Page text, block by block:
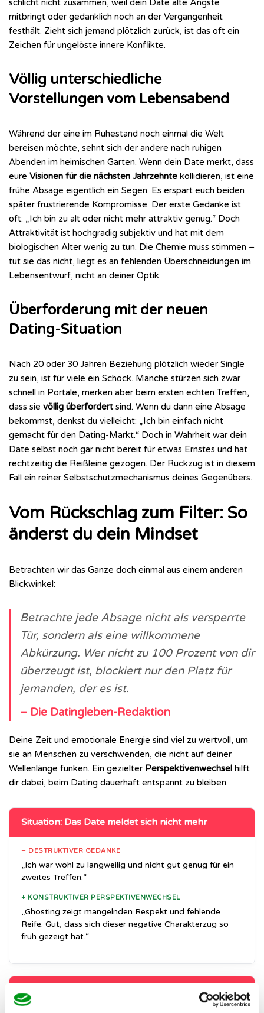
schlicht nicht zusammen, weil dein Date alte Ängste
mitbringt oder gedanklich noch an der Vergangenheit
festhält. Zieht sich jemand plötzlich zurück, ist das oft ein
Zeichen für ungelöste innere Konflikte.
Völlig unterschiedliche
Vorstellungen vom Lebensabend
Während der eine im Ruhestand noch einmal die Welt
bereisen möchte, sehnt sich der andere nach ruhigen
Abenden im heimischen Garten. Wenn dein Date merkt, dass
eure Visionen für die nächsten Jahrzehnte kollidieren, ist eine
frühe Absage eigentlich ein Segen. Es erspart euch beiden
später frustrierende Kompromisse. Der erste Gedanke ist
oft: „Ich bin zu alt oder nicht mehr attraktiv genug.“ Doch
Attraktivität ist hochgradig subjektiv und hat mit dem
biologischen Alter wenig zu tun. Die Chemie muss stimmen –
tut sie das nicht, liegt es an fehlenden Überschneidungen im
Lebensentwurf, nicht an deiner Optik.
Überforderung mit der neuen
Dating-Situation
Nach 20 oder 30 Jahren Beziehung plötzlich wieder Single
zu sein, ist für viele ein Schock. Manche stürzen sich zwar
schnell in Portale, merken aber beim ersten echten Treffen,
dass sie völlig überfordert sind. Wenn du dann eine Absage
bekommst, denkst du vielleicht: „Ich bin einfach nicht
gemacht für den Dating-Markt.“ Doch in Wahrheit war dein
Date selbst noch gar nicht bereit für etwas Ernstes und hat
rechtzeitig die Reißleine gezogen. Der Rückzug ist in diesem
Fall ein reiner Selbstschutzmechanismus deines Gegenübers.
Vom Rückschlag zum Filter: So
änderst du dein Mindset
Betrachten wir das Ganze doch einmal aus einem anderen
Blickwinkel:
Betrachte jede Absage nicht als versperrte
Tür, sondern als eine willkommene
Abkürzung. Wer nicht zu 100 Prozent von dir
überzeugt ist, blockiert nur den Platz für
jemanden, der es ist.
– Die Datingleben-Redaktion
Deine Zeit und emotionale Energie sind viel zu wertvoll, um
sie an Menschen zu verschwenden, die nicht auf deiner
Wellenlänge funken. Ein gezielter Perspektivenwechsel hilft
dir dabei, beim Dating dauerhaft entspannt zu bleiben.
Situation: Das Date meldet sich nicht mehr
– DESTRUKTIVER GEDANKE
„Ich war wohl zu langweilig und nicht gut genug für ein
zweites Treffen.“
+ KONSTRUKTIVER PERSPEKTIVENWECHSEL
„Ghosting zeigt mangelnden Respekt und fehlende
Reife. Gut, dass sich dieser negative Charakterzug so
früh gezeigt hat.“
Situation: Ein ehrliches „Es hat nicht gefunkt“